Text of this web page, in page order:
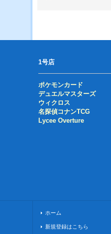
1号店
ポケモンカード
デュエルマスターズ
ウィクロス
名探偵コナンTCG
Lycee Overture
ホーム
新規登録はこちら